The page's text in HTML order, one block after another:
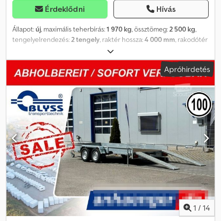
képek nem feltétlenül tükrözik a standard felszereltséget, a
műszaki változtatások (pl. gumiabroncs méretek) fenntartva.
Érdeklődni Hívás
Állapot:új, maximális teherbírás:1 970 kg, össztömeg:2 500 kg,
tengelyelrendezés:2 tengely, raktér hossza:4 000 mm, rakodótér
, raktérmagasság:
JÁRMŰSZÁLLÍTÓ Műszaki adatok: * Pótkocsi típus: Sonda II *
Össztömeg: 2500 kg * Hasznos teherbírás: 1970 kg * Külső
méretek: H: 556 cm, Sz: 201 cm, M: 60 cm * Belső méretek: H: 400
cm, Sz: 195 cm, M: 4 cm * Rakodási magasság: kb. 56 cm * Padló:
lyukacsos acéllemez, horganyzott * Rögzítési pontok: lyukacsos
acéllemez * Váz: hegesztett acél, mártott horganyozás *
Elektromos rendszer: 13 pólusú, 12 V * Gumiabroncsok:
195/55R10C * Tengelygyártó: AL-KO vagy KNOTT * Tengelyek
száma: 2 * Fékezett tengely * Támasztóláb: szériafelszerelés *
Rámplánc: szériafelszerelés, 120 cm * Kerékmegálló: hosszában
állítható * Ék: 2 db * Lengéscsillapítóval szerelt futómű, 100 km/h-s
jóváhagyás Szög a döntött állapotban: - Rakfelület: kb. 9,8° vagy kb.
17,3% - Rámplánc (120 cm): kb. 9,5° vagy kb. 16,7% + jármű okmány /
COC tanúsítvány: 49,99 € Minden ár tartalmazza az áfát.
Nyitvatartás Reichertshofenben: Cjdpfxjthki Ej Ak Hjrf Hétfőtől
péntekig 08:00-tól 12:00-ig és 13:00-tól 17:00-ig Szombaton és
Apróhirdetés
1 / 14